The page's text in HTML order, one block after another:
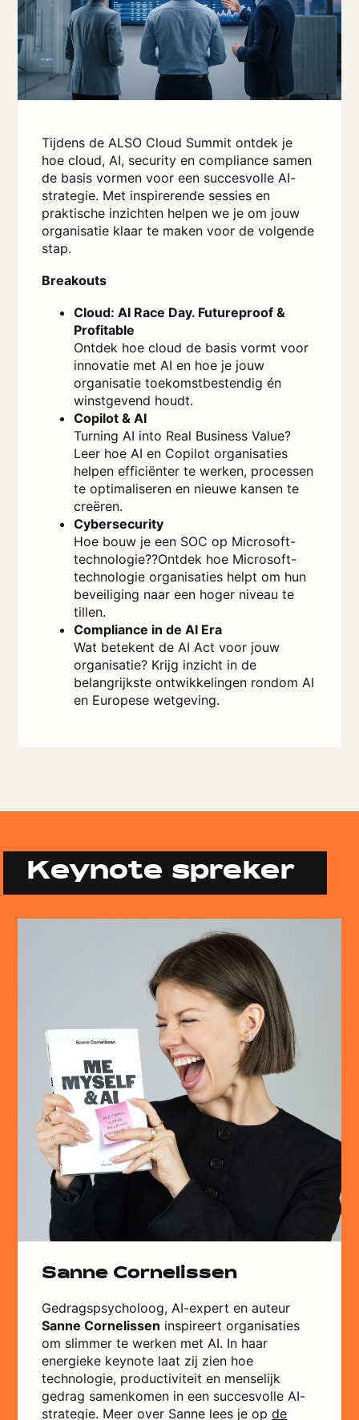
Tijdens de ALSO Cloud Summit ontdek je
hoe cloud, AI, security en compliance samen
de basis vormen voor een succesvolle AI-
strategie. Met inspirerende sessies en
praktische inzichten helpen we je om jouw
organisatie klaar te maken voor de volgende
stap.
Breakouts
Cloud: AI Race Day. Futureproof &
Profitable
Ontdek hoe cloud de basis vormt voor
innovatie met AI en hoe je jouw
organisatie toekomstbestendig én
winstgevend houdt.
Copilot & AI
Turning AI into Real Business Value?
Leer hoe AI en Copilot organisaties
helpen efficiënter te werken, processen
te optimaliseren en nieuwe kansen te
creëren.
Cybersecurity
Hoe bouw je een SOC op Microsoft-
technologie??Ontdek hoe Microsoft-
technologie organisaties helpt om hun
beveiliging naar een hoger niveau te
tillen.
Compliance in de AI Era
Wat betekent de AI Act voor jouw
organisatie? Krijg inzicht in de
belangrijkste ontwikkelingen rondom AI
en Europese wetgeving.
Keynote spreker
Sanne Cornelissen
Gedragspsycholoog, AI-expert en auteur
Sanne Cornelissen inspireert organisaties
om slimmer te werken met AI. In haar
energieke keynote laat zij zien hoe
technologie, productiviteit en menselijk
gedrag samenkomen in een succesvolle AI-
strategie. Meer over Sanne lees je opde